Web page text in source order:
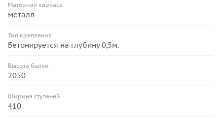
Материал каркаса
металл
Тип крепления
Бетонируется на глубину 0,5м.
Высота балки
2050
Ширина ступеней
410